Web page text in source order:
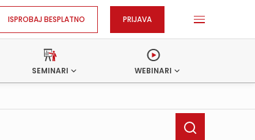
ISPROBAJ BESPLATNO PRIJAVA
SEMINARI WEBINARI